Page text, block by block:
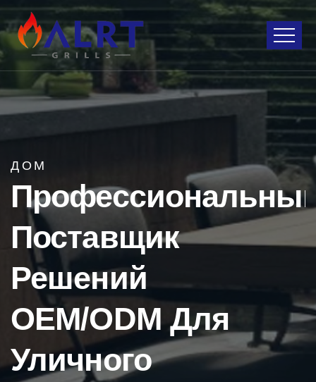
ДОМ
Поставщик
Решений
OEM/ODM Для
Уличного